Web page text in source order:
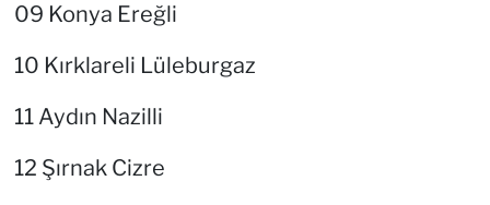
09 Konya Ereğli
10 Kırklareli Lüleburgaz
11 Aydın Nazilli
12 Şırnak Cizre